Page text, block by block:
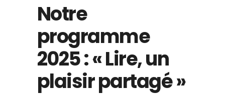
Notre
programme
2025 : « Lire, un
plaisir partagé »